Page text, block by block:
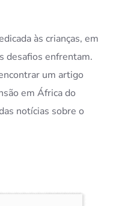
às crianças, em
desafios enfrentam.
um artigo
em África do
notícias sobre o